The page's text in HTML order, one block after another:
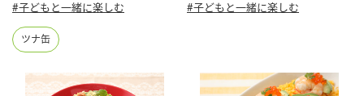
#子どもと一緒に楽しむ
ツナ缶
#子どもと一緒に楽しむ